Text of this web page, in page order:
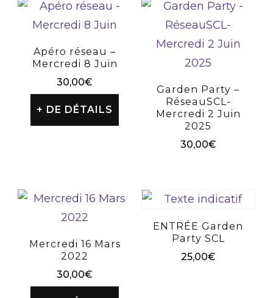
Apéro réseau –
Mercredi 8 Juin
30,00€
+ DE DÉTAILS
Garden Party –
RéseauSCL-
Mercredi 2 Juin
2025
30,00€
Mercredi 16 Mars
2022
30,00€
ENTRÉE Garden
Party SCL
25,00€